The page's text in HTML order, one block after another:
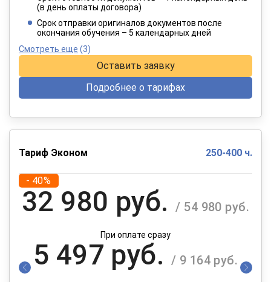
При оплате в рассрочку на 12 месяцев
(в день оплаты договора)
Срок отправки оригиналов документов после
окончания обучения – 5 календарных дней
Смотреть еще (3)
Оставить заявку
Подробнее о тарифах
Тариф Эконом 250-400 ч.
- 40%
32 980 руб. / 54 980 руб.
При оплате сразу
5 497 руб. / 9 164 руб.